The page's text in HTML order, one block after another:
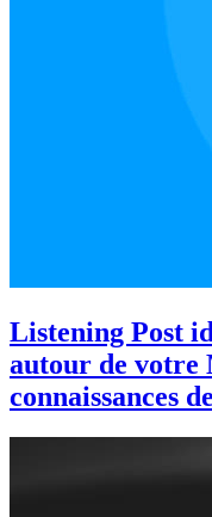
Listening Post
autour de votre
connaissances